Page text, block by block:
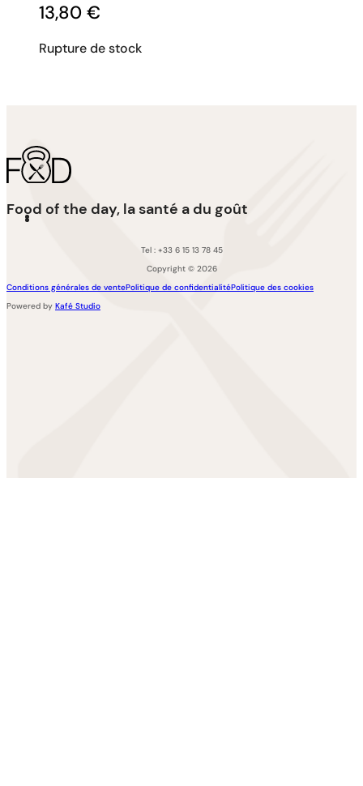
13,80 €
Rupture de stock
Food of the day, la santé a du goût
Tel : +33 6 15 13 78 45
Copyright © 2026
Conditions générales de ventePolitique de confidentialitéPolitique des cookies
Powered by Kafé Studio